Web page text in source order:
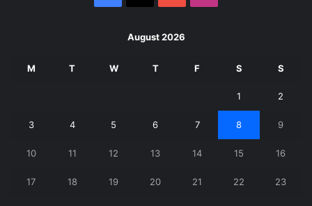
August 2026
M T W T F S S
1 2
3 4 5 6 7 8 9
10 11 12 13 14 15 16
17 18 19 20 21 22 23